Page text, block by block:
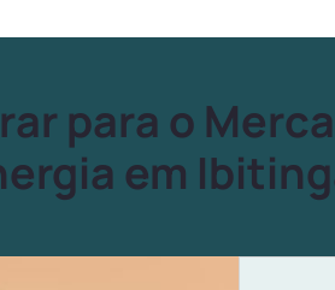
para o
em